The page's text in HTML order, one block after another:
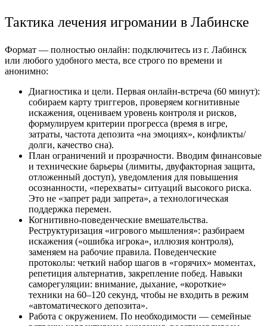
Тактика лечения игромании в Лабинске
Формат — полностью онлайн: подключитесь из г. Лабинск
или любого удобного места, все строго по времени и
анонимно:
Диагностика и цели. Первая онлайн-встреча (60 минут):
собираем карту триггеров, проверяем когнитивные
искажения, оцениваем уровень контроля и рисков,
формулируем критерии прогресса (время в игре,
затраты, частота депозита «на эмоциях», конфликты/
долги, качество сна).
План ограничений и прозрачности. Вводим финансовые
и технические барьеры (лимиты, двуфакторная защита,
отложенный доступ), уведомления для повышения
осознанности, «перехваты» ситуаций высокого риска.
Это не «запрет ради запрета», а технологическая
поддержка перемен.
Когнитивно-поведенческие вмешательства.
Реструктуризация «игрового мышления»: разбираем
искажения («ошибка игрока», иллюзия контроля),
заменяем на рабочие правила. Поведенческие
протоколы: четкий набор шагов в «горячих» моментах,
репетиция альтернатив, закрепление побед. Навыки
саморегуляции: внимание, дыхание, «короткие»
техники на 60–120 секунд, чтобы не входить в режим
«автоматического депозита».
Работа с окружением. По необходимости — семейные